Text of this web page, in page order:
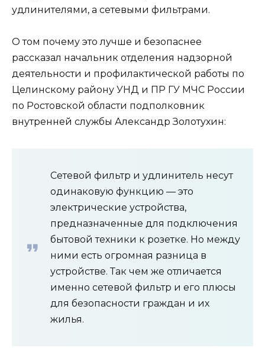
удлинителями, а сетевыми фильтрами.
О том почему это лучше и безопаснее
рассказал начальник отделения надзорной
деятельности и профилактической работы по
Целинскому району УНД и ПР ГУ МЧС России
по Ростовской области подполковник
внутренней службы Александр Золотухин:
Сетевой фильтр и удлинитель несут
одинаковую функцию — это
электрические устройства,
предназначенные для подключения
бытовой техники к розетке. Но между
ними есть огромная разница в
устройстве. Так чем же отличается
именно сетевой фильтр и его плюсы
для безопасности граждан и их
жилья.